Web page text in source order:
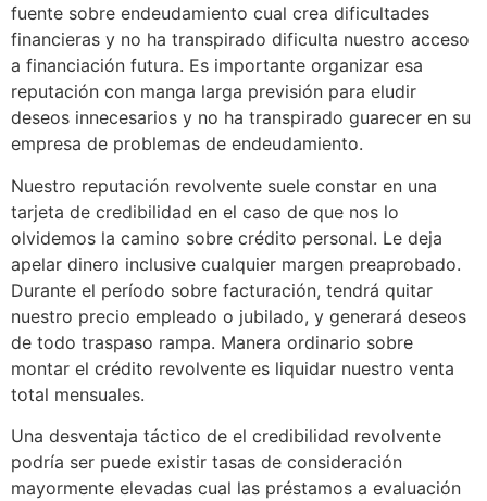
fuente sobre endeudamiento cual crea dificultades
financieras y no ha transpirado dificulta nuestro acceso
a financiación futura. Es importante organizar esa
reputación con manga larga previsión para eludir
deseos innecesarios y no ha transpirado guarecer en su
empresa de problemas de endeudamiento.
Nuestro reputación revolvente suele constar en una
tarjeta de credibilidad en el caso de que nos lo
olvidemos la camino sobre crédito personal. Le deja
apelar dinero inclusive cualquier margen preaprobado.
Durante el período sobre facturación, tendrá quitar
nuestro precio empleado o jubilado, y generará deseos
de todo traspaso rampa. Manera ordinario sobre
montar el crédito revolvente es liquidar nuestro venta
total mensuales.
Una desventaja táctico de el credibilidad revolvente
podrí­a ser puede existir tasas de consideración
mayormente elevadas cual las préstamos a evaluación